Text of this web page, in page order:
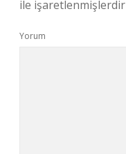
ile işaretlenmişlerdir
Yorum